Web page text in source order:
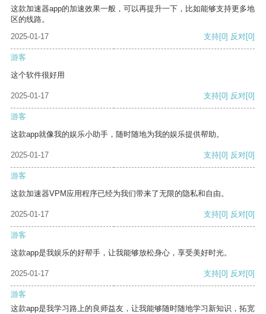
这款加速器app的加速效果一般，可以再提升一下，比如能够支持更多地
区的线路。
2025-01-17
支持[0] 反对[0]
游客
这个软件很好用
2025-01-17 支持[0] 反对[0]
游客
这款app就像我的娱乐小助手，随时随地为我的娱乐提供帮助。
2025-01-17 支持[0] 反对[0]
游客
这款加速器VPM应用程序已经为我们带来了无限的隐私和自由。
2025-01-17 支持[0] 反对[0]
游客
这款app是我娱乐的好帮手，让我能够放松身心，享受美好时光。
2025-01-17 支持[0] 反对[0]
游客
这款app是我学习路上的良师益友，让我能够随时随地学习新知识，拓宽